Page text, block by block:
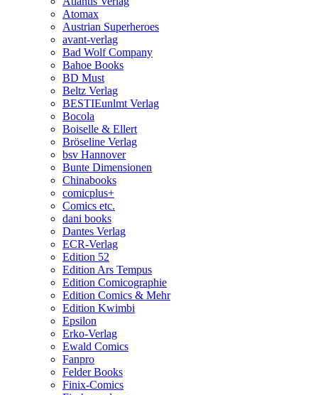
Atomax
Austrian Superheroes
avant-verlag
Bad Wolf Company
Bahoe Books
BD Must
Beltz Verlag
BESTIEunlmt Verlag
Bocola
Boiselle & Ellert
Bröseline Verlag
bsv Hannover
Bunte Dimensionen
Chinabooks
comicplus+
Comics etc.
dani books
Dantes Verlag
ECR-Verlag
Edition 52
Edition Ars Tempus
Edition Comicographie
Edition Comics & Mehr
Edition Kwimbi
Epsilon
Erko-Verlag
Ewald Comics
Fanpro
Felder Books
Finix-Comics